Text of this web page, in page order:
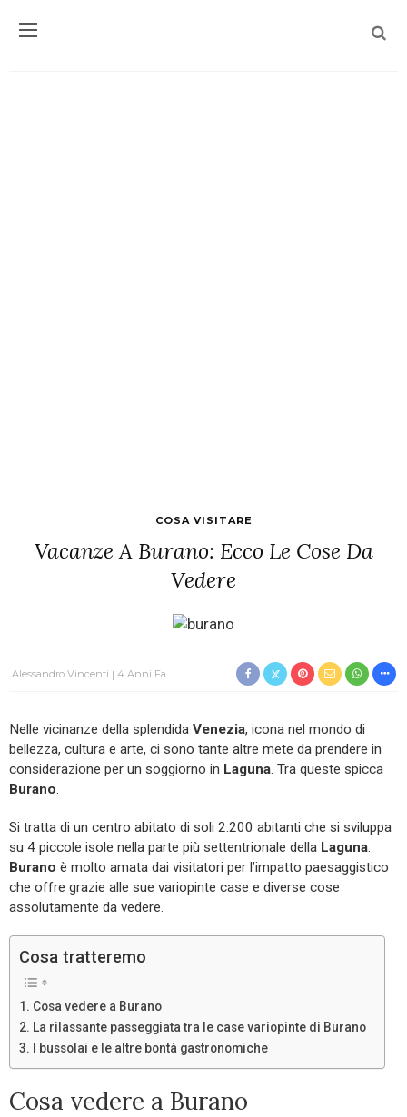
COSA VISITARE
Vacanze A Burano: Ecco Le Cose Da
Vedere
Alessandro Vincenti 4 Anni Fa
Nelle vicinanze della splendida Venezia, icona nel mondo di
bellezza, cultura e arte, ci sono tante altre mete da prendere in
considerazione per un soggiorno in Laguna. Tra queste spicca
Burano.
Si tratta di un centro abitato di soli 2.200 abitanti che si sviluppa
su 4 piccole isole nella parte più settentrionale della Laguna.
Burano è molto amata dai visitatori per l’impatto paesaggistico
che offre grazie alle sue variopinte case e diverse cose
assolutamente da vedere.
Cosa tratteremo
Cosa vedere a Burano
La rilassante passeggiata tra le case variopinte di Burano
I bussolai e le altre bontà gastronomiche
Cosa vedere a Burano